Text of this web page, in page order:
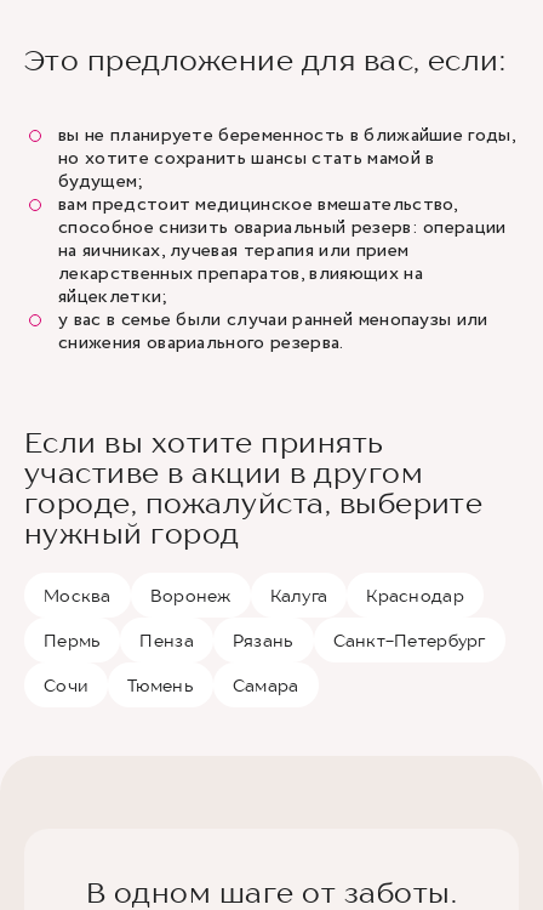
Это предложение для вас, если:
вы не планируете беременность в ближайшие годы,
но хотите сохранить шансы стать мамой в
будущем;
вам предстоит медицинское вмешательство,
способное снизить овариальный резерв: операции
на яичниках, лучевая терапия или прием
лекарственных препаратов, влияющих на
яйцеклетки;
у вас в семье были случаи ранней менопаузы или
снижения овариального резерва.
Если вы хотите принять
участиве в акции в другом
городе, пожалуйста, выберите
нужный город
Москва Воронеж Калуга Краснодар
Пермь Пенза Рязань Санкт-Петербург
Сочи Тюмень Самара
В одном шаге от заботы.